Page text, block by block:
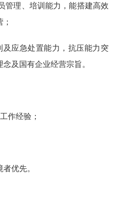
管理、培训能力，能搭建高效
应急处置能力，抗压能力突
及国有企业经营宗旨。
作经验；
优先。